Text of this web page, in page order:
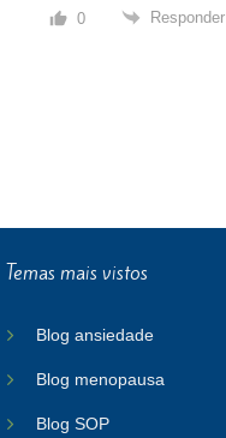
0 Responder
Temas mais vistos
Blog ansiedade
Blog menopausa
Blog SOP